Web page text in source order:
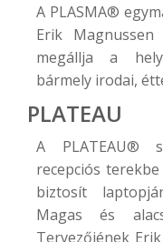
A PLASMA®
Erik
megállja a
bármely irodai,
PLATEAU
A PLATEAU®
recepciós
biztosít
Magas és
Tervezőjének